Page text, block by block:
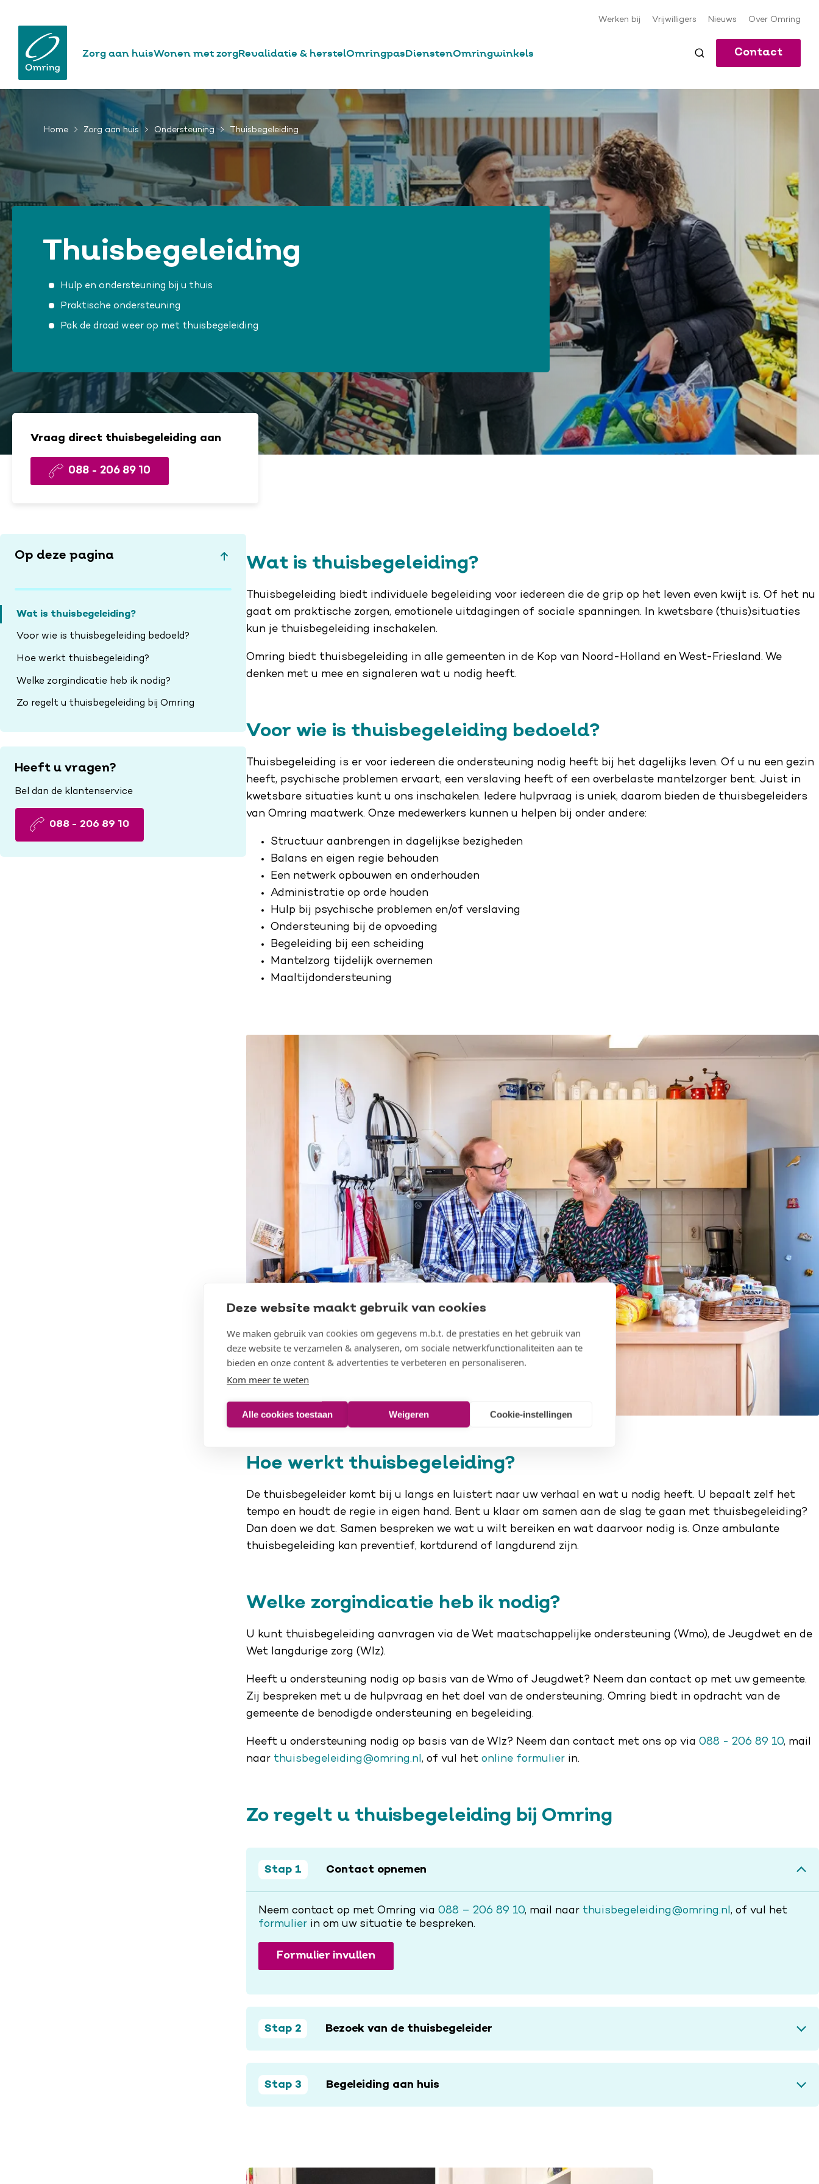
Deze website maakt gebruik van cookies
We maken gebruik van cookies om gegevens m.b.t. de prestaties en het gebruik van
deze website te verzamelen & analyseren, om sociale netwerkfunctionaliteiten aan te
bieden en onze content & advertenties te verbeteren en personaliseren.
Kom meer te weten
Alle cookies toestaan Weigeren Cookie-instellingen
Overslaan
naar
inhoud
gaan
Meta-
Werken bij Vrijwilligers Nieuws Over Omring
Hoofdnavigatie
Zorg aan huisWonen met zorgRevalidatie & herstelOmringpasDienstenOmringwinkels Contact
Kruimelpad
Home Zorg aan huis Ondersteuning Thuisbegeleiding
Thuisbegeleiding
Hulp en ondersteuning bij u thuis
Praktische ondersteuning
Pak de draad weer op met thuisbegeleiding
Vraag direct thuisbegeleiding aan
088 - 206 89 10
Op deze pagina
Wat is thuisbegeleiding?
Voor wie is thuisbegeleiding bedoeld?
Hoe werkt thuisbegeleiding?
Welke zorgindicatie heb ik nodig?
Zo regelt u thuisbegeleiding bij Omring
Heeft u vragen?
Bel dan de klantenservice
088 - 206 89 10
Wat is thuisbegeleiding?
Thuisbegeleiding biedt individuele begeleiding voor iedereen die de grip op het leven even kwijt is. Of het nu
gaat om praktische zorgen, emotionele uitdagingen of sociale spanningen. In kwetsbare (thuis)situaties
kun je thuisbegeleiding inschakelen.
Omring biedt thuisbegeleiding in alle gemeenten in de Kop van Noord-Holland en West-Friesland. We
denken met u mee en signaleren wat u nodig heeft.
Voor wie is thuisbegeleiding bedoeld?
Thuisbegeleiding is er voor iedereen die ondersteuning nodig heeft bij het dagelijks leven. Of u nu een gezin
heeft, psychische problemen ervaart, een verslaving heeft of een overbelaste mantelzorger bent. Juist in
kwetsbare situaties kunt u ons inschakelen. Iedere hulpvraag is uniek, daarom bieden de thuisbegeleiders
van Omring maatwerk. Onze medewerkers kunnen u helpen bij onder andere:
Structuur aanbrengen in dagelijkse bezigheden
Balans en eigen regie behouden
Een netwerk opbouwen en onderhouden
Administratie op orde houden
Hulp bij psychische problemen en/of verslaving
Ondersteuning bij de opvoeding
Begeleiding bij een scheiding
Mantelzorg tijdelijk overnemen
Maaltijdondersteuning
Hoe werkt thuisbegeleiding?
De thuisbegeleider komt bij u langs en luistert naar uw verhaal en wat u nodig heeft. U bepaalt zelf het
tempo en houdt de regie in eigen hand. Bent u klaar om samen aan de slag te gaan met thuisbegeleiding?
Dan doen we dat. Samen bespreken we wat u wilt bereiken en wat daarvoor nodig is. Onze ambulante
thuisbegeleiding kan preventief, kortdurend of langdurend zijn.
Welke zorgindicatie heb ik nodig?
U kunt thuisbegeleiding aanvragen via de Wet maatschappelijke ondersteuning (Wmo), de Jeugdwet en de
Wet langdurige zorg (Wlz).
Heeft u ondersteuning nodig op basis van de Wmo of Jeugdwet? Neem dan contact op met uw gemeente.
Zij bespreken met u de hulpvraag en het doel van de ondersteuning. Omring biedt in opdracht van de
gemeente de benodigde ondersteuning en begeleiding.
Heeft u ondersteuning nodig op basis van de Wlz? Neem dan contact met ons op via 088 - 206 89 10, mail
naar thuisbegeleiding@omring.nl, of vul het online formulier in.
Zo regelt u thuisbegeleiding bij Omring
Stap 1 Contact opnemen
Neem contact op met Omring via 088 – 206 89 10, mail naar thuisbegeleiding@omring.nl, of vul het
formulier in om uw situatie te bespreken.
Formulier invullen
Stap 2 Bezoek van de thuisbegeleider
Stap 3 Begeleiding aan huis